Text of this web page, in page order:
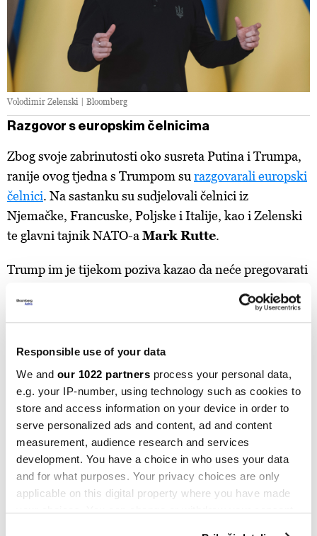
Responsible use of your data
We and our 1022 partners process your personal data,
e.g. your IP-number, using technology such as cookies to
store and access information on your device in order to
serve personalized ads and content, ad and content
measurement, audience research and services
development. You have a choice in who uses your data
and for what purposes. Your privacy choices are only
applicable on this digital property where you have made
your choices. You can change or withdraw your consent
Volodimir Zelenski | Bloomberg
Razgovor s europskim čelnicima
Zbog svoje zabrinutosti oko susreta Putina i Trumpa,
ranije ovog tjedna s Trumpom su razgovarali europski
čelnici. Na sastanku su sudjelovali čelnici iz
Njemačke, Francuske, Poljske i Italije, kao i Zelenski
te glavni tajnik NATO-a Mark Rutte.
Trump im je tijekom poziva kazao da neće pregovarati
da se sastane sa Zelenskim, prenosi
Bloomberg.
srijedu novinarima kazao da će svaku odluku o
mogućim ustupcima u vezi s teritorijem morati
donijeti Ukrajina te da na stolu nema "ozbiljnih
planova za razmjenu teritorija".
Britanski premijerKeir Starmerje tijekom poziva s
američkim predsjednikom i europskim saveznicima
pohvalio Trumpa za njegov rad na promicanju